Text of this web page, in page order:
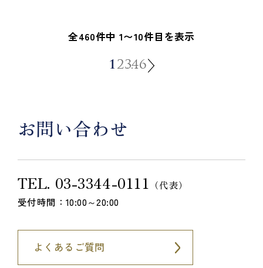
全460件中 1〜10件目を表示
123
…46
お問い合わせ
TEL. 03-3344-0111 （代表）
受付時間：10:00～20:00
よくあるご質問